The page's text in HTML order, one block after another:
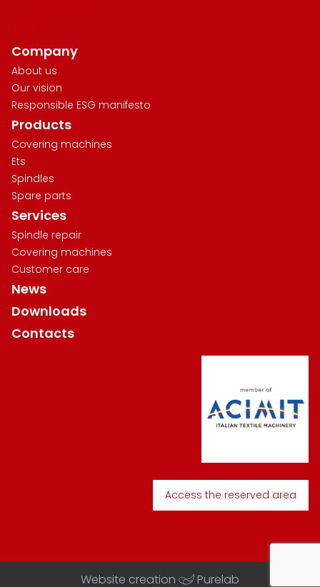
Company
About us
Our vision
Responsible ESG manifesto
Products
Covering machines
Ets
Spindles
Spare parts
Services
Spindle repair
Covering machines
Customer care
News
Downloads
Contacts
Access the reserved area
Website creation Purelab